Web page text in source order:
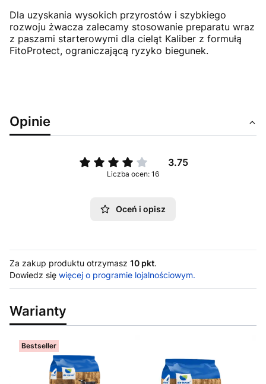
Dla uzyskania wysokich przyrostów i szybkiego
rozwoju żwacza zalecamy stosowanie preparatu wraz
z paszami starterowymi dla cieląt Kaliber z formułą
FitoProtect, ograniczającą ryzyko biegunek.
Opinie
3.75
Liczba ocen: 16
Oceń i opisz
Za zakup produktu otrzymasz 10 pkt.
Dowiedz się więcej o programie lojalnościowym.
Warianty
Bestseller